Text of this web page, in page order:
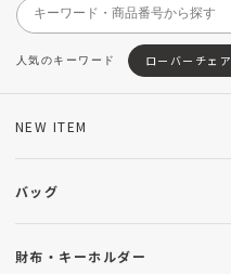
ローバーチェア
NEW ITEM
バッグ
財布・キーホルダー